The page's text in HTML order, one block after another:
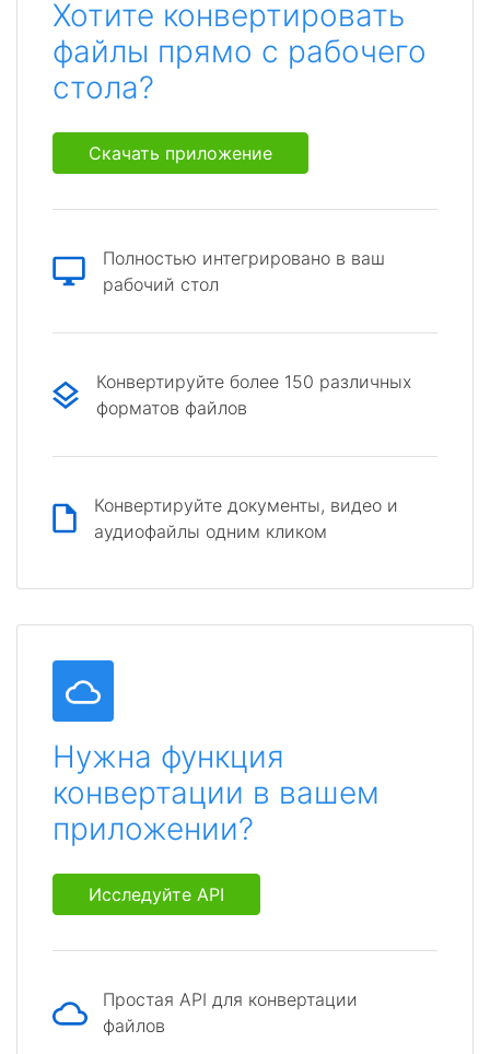
Хотите конвертировать
файлы прямо с рабочего
стола?
Скачать приложение
Полностью интегрировано в ваш
рабочий стол
Конвертируйте более 150 различных
форматов файлов
Конвертируйте документы, видео и
аудиофайлы одним кликом
Нужна функция
конвертации в вашем
приложении?
Исследуйте API
Простая API для конвертации
файлов